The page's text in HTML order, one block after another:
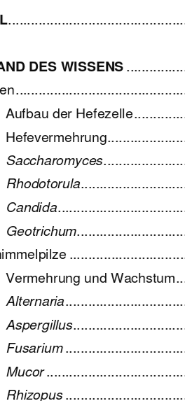
DES WISSENS
Aufbau   der   Hefezelle
Hefevermehrung
Saccharomyces
Rhodotorula
Candida
Geotrichum
Vermehrung   und
Alternaria
Aspergillus
Fusarium
Mucor
Rhizopus